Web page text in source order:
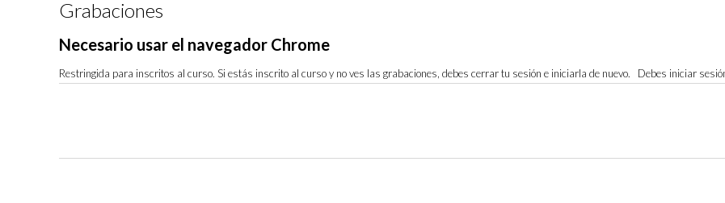
Grabaciones
Necesario usar el navegador Chrome
Restringida para inscritos al curso. Si estás inscrito al curso y no ves las grabaciones, debes cerrar tu sesión e iniciarla de nuevo. Debes iniciar